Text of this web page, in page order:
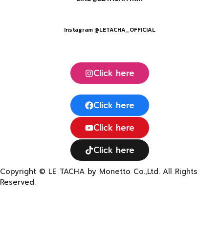
Instagram @LETACHA_OFFICIAL
Click here
Click here
Click here
Click here
Copyright © LE TACHA by Monetto Co.,Ltd. All Rights
Reserved.